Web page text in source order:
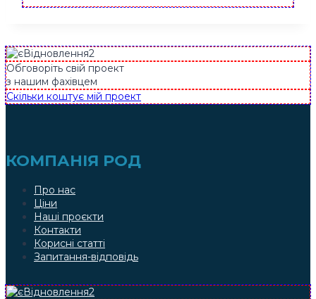
Обговоріть свій проект
з нашим фахівцем
Скільки коштує мій проект
КОМПАНІЯ РОД
Про нас
Ціни
Наші проєкти
Контакти
Корисні статті
Запитання-відповідь